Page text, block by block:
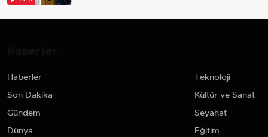
Haberler
Son Dakika
Gündem
Dünya
Teknoloji
Kültür ve Sanat
Seyahat
Eğitim